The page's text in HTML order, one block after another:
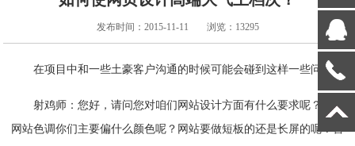
发布时间：2015-11-11 浏览：13295
在项目中和一些土豪客户沟通的时候可能会碰到这样一些问题：
射鸡师：您好，请问您对咱们网站设计方面有什么要求呢？比如
网站色调你们主要偏什么颜色呢？网站要做短板的还是长屏的呢？首